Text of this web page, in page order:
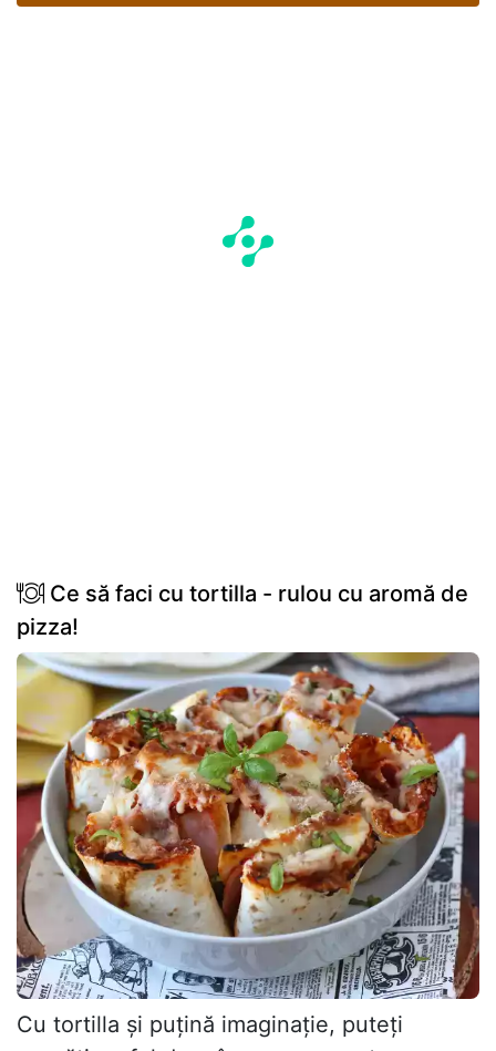
Ce să faci cu tortilla - rulou cu aromă de
pizza!
Cu tortilla și puțină imaginație, puteți